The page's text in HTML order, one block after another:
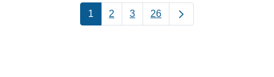
1 2 3 26